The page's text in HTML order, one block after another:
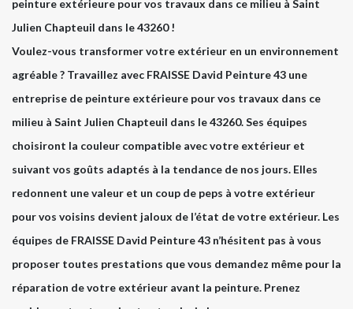
peinture extérieure pour vos travaux dans ce milieu à Saint
Julien Chapteuil dans le 43260 !
Voulez-vous transformer votre extérieur en un environnement
agréable ? Travaillez avec FRAISSE David Peinture 43 une
entreprise de peinture extérieure pour vos travaux dans ce
milieu à Saint Julien Chapteuil dans le 43260. Ses équipes
choisiront la couleur compatible avec votre extérieur et
suivant vos goûts adaptés à la tendance de nos jours. Elles
redonnent une valeur et un coup de peps à votre extérieur
pour vos voisins devient jaloux de l’état de votre extérieur. Les
équipes de FRAISSE David Peinture 43 n’hésitent pas à vous
proposer toutes prestations que vous demandez même pour la
réparation de votre extérieur avant la peinture. Prenez